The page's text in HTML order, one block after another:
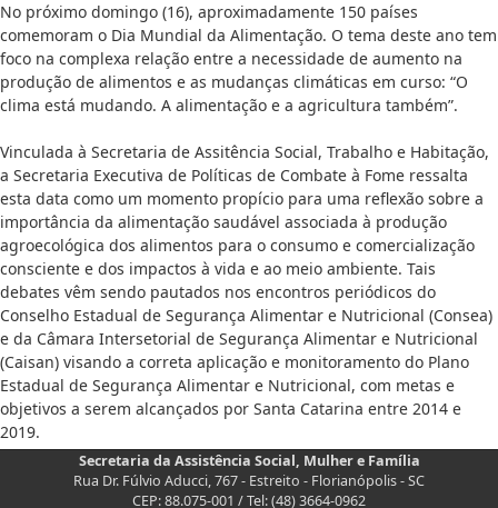
No próximo domingo (16), aproximadamente 150 países
comemoram o Dia Mundial da Alimentação. O tema deste ano tem
foco na complexa relação entre a necessidade de aumento na
produção de alimentos e as mudanças climáticas em curso: “O
clima está mudando. A alimentação e a agricultura também”.
Vinculada à Secretaria de Assitência Social, Trabalho e Habitação,
a Secretaria Executiva de Políticas de Combate à Fome ressalta
esta data como um momento propício para uma reflexão sobre a
importância da alimentação saudável associada à produção
agroecológica dos alimentos para o consumo e comercialização
consciente e dos impactos à vida e ao meio ambiente. Tais
debates vêm sendo pautados nos encontros periódicos do
Conselho Estadual de Segurança Alimentar e Nutricional (Consea)
e da Câmara Intersetorial de Segurança Alimentar e Nutricional
(Caisan) visando a correta aplicação e monitoramento do Plano
Estadual de Segurança Alimentar e Nutricional, com metas e
objetivos a serem alcançados por Santa Catarina entre 2014 e
2019.
Secretaria da Assistência Social, Mulher e Família
Rua Dr. Fúlvio Aducci, 767 - Estreito - Florianópolis - SC
CEP: 88.075-001 / Tel: (48) 3664-0962